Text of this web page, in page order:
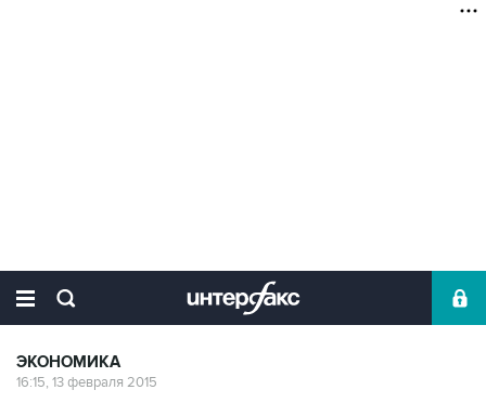
ЭКОНОМИКА
16:15, 13 февраля 2015